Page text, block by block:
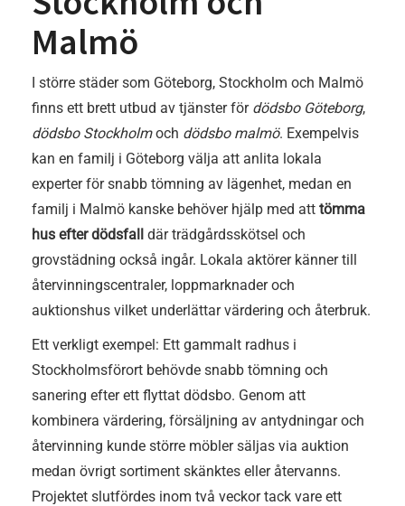
Malmö
I större städer som Göteborg, Stockholm och Malmö
finns ett brett utbud av tjänster för dödsbo Göteborg,
dödsbo Stockholmoch dödsbo malmö. Exempelvis
kan en familj i Göteborg välja att anlita lokala
experter för snabb tömning av lägenhet, medan en
familj i Malmö kanske behöver hjälp med att tömma
hus efter dödsfall där trädgårdsskötsel och
grovstädning också ingår. Lokala aktörer känner till
återvinningscentraler, loppmarknader och
auktionshus vilket underlättar värdering och återbruk.
Ett verkligt exempel: Ett gammalt radhus i
Stockholmsförort behövde snabb tömning och
sanering efter ett flyttat dödsbo. Genom att
kombinera värdering, försäljning av antydningar och
återvinning kunde större möbler säljas via auktion
medan övrigt sortiment skänktes eller återvanns.
Projektet slutfördes inom två veckor tack vare ett